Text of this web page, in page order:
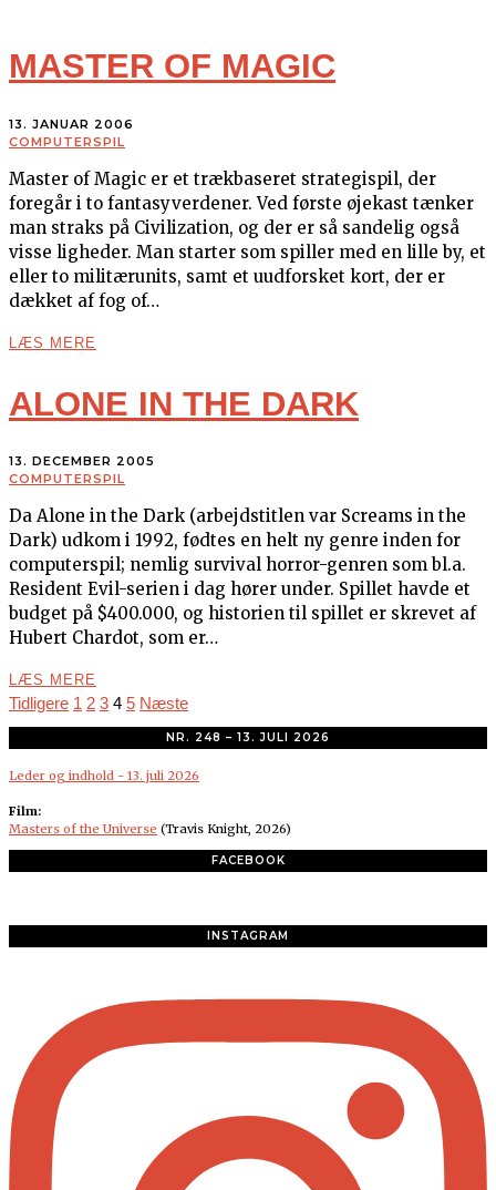
MASTER OF MAGIC
13. JANUAR 2006
COMPUTERSPIL
Master of Magic er et trækbaseret strategispil, der
foregår i to fantasyverdener. Ved første øjekast tænker
man straks på Civilization, og der er så sandelig også
visse ligheder. Man starter som spiller med en lille by, et
eller to militærunits, samt et uudforsket kort, der er
dækket af fog of…
LÆS MERE
ALONE IN THE DARK
13. DECEMBER 2005
COMPUTERSPIL
Da Alone in the Dark (arbejdstitlen var Screams in the
Dark) udkom i 1992, fødtes en helt ny genre inden for
computerspil; nemlig survival horror-genren som bl.a.
Resident Evil-serien i dag hører under. Spillet havde et
budget på $400.000, og historien til spillet er skrevet af
Hubert Chardot, som er…
LÆS MERE
Tidligere 1 2 3 4 5 Næste
NR. 248 – 13. JULI 2026
Leder og indhold - 13. juli 2026
Film:
Masters of the Universe (Travis Knight, 2026)
FACEBOOK
INSTAGRAM